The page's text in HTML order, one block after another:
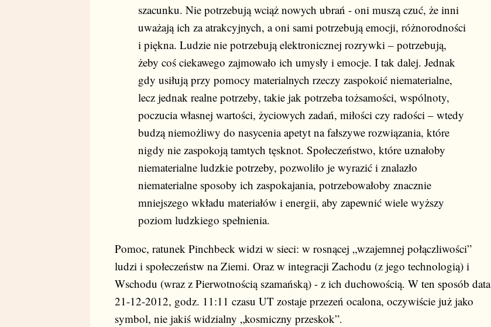
szacunku. Nie potrzebują wciąż nowych ubrań - oni muszą czuć, że inni
uważają ich za atrakcyjnych, a oni sami potrzebują emocji, różnorodności
i piękna. Ludzie nie potrzebują elektronicznej rozrywki – potrzebują,
żeby coś ciekawego zajmowało ich umysły i emocje. I tak dalej. Jednak
gdy usiłują przy pomocy materialnych rzeczy zaspokoić niematerialne,
lecz jednak realne potrzeby, takie jak potrzeba tożsamości, wspólnoty,
poczucia własnej wartości, życiowych zadań, miłości czy radości – wtedy
budzą niemożliwy do nasycenia apetyt na fałszywe rozwiązania, które
nigdy nie zaspokoją tamtych tęsknot. Społeczeństwo, które uznałoby
niematerialne ludzkie potrzeby, pozwoliło je wyrazić i znalazło
niematerialne sposoby ich zaspokajania, potrzebowałoby znacznie
mniejszego wkładu materiałów i energii, aby zapewnić wiele wyższy
poziom ludzkiego spełnienia.
Pomoc, ratunek Pinchbeck widzi w sieci: w rosnącej „wzajemnej połączliwości”
ludzi i społeczeństw na Ziemi. Oraz w integracji Zachodu (z jego technologią) i
Wschodu (wraz z Pierwotnością szamańską) - z ich duchowością. W ten sposób data
21-12-2012, godz. 11:11 czasu UT zostaje przezeń ocalona, oczywiście już jako
symbol, nie jakiś widzialny „kosmiczny przeskok”.